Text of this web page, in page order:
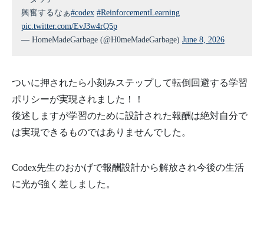
興奮するなぁ#codex #ReinforcementLearning
pic.twitter.com/EvJ3w4rQ5p
— HomeMadeGarbage (@H0meMadeGarbage) June 8, 2026
ついに押されたら小刻みステップして転倒回避する学習
ポリシーが実現されました！！
後述しますが学習のために設計された報酬は絶対自分で
は実現できるものではありませんでした。
Codex先生のおかげで報酬設計から解放され今後の生活
に光が強く差しました。